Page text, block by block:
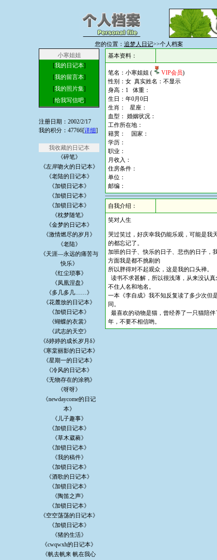
您的位置： 追梦人日记>>个人档案
小寒姐姐
[我的日记本]
[我的留言本]
[我的照片集]
[给我写信吧]
注册日期：2002/2/17
我的积分：47766[详细]
我收藏的日记本
《碎笔》
《左岸吻火的日记本》
《老陆的日记本》
《加锁日记本》
《加锁日记本》
《加锁日记本》
《枕梦随笔》
《金梦的日记本》
《激情燃尽的岁月》
《老陆》
《天涯—永远的痛苦与
快乐》
《红尘琐事》
《凤凰涅盘》
《多几多几……》
《花麓放的日记本》
《加锁日记本》
《蝴蝶的衣裳》
《武志的天空》
《δ婷婷的成长岁月δ》
《寒棠丽影的日记本》
《星期一的日记本》
《冷风的日记本》
《无物存在的涂鸦》
《呀呀》
《newdaycome的日记
本》
《儿子趣事》
《加锁日记本》
《草木葳蕤》
《加锁日记本》
《我的稿件》
《加锁日记本》
《酒歌的日记本》
《加锁日记本》
《陶笛之声》
《加锁日记本》
《空空荡荡的日记本》
《加锁日记本》
《猪的生活》
《cwqwxh的日记本》
《帆去帆来 帆在我心
基本资料：
笔名：小寒姐姐 ( VIP会员)
性别：女 真实姓名：不显示
身高：1 体重：
生日：年0月0日
生肖： 星座：
血型： 婚姻状况：
工作所在地：
籍贯： 国家：
学历：
职业：
月收入：
住房条件：
单位：
邮编：
自我介绍：
笑对人生
哭过笑过，好庆幸我仍能乐观，可能是我
的都忘记了。
加班的日子、快乐的日子、悲伤的日子，
方面我是都不挑剔的
所以胖得对不起观众，这是我的口头禅。
读书不求甚解，所以很浅薄，从来没认
不住人名和地名。
一本《李自成》我不知反复读了多少次但
同。
最喜欢的动物是猫，曾经养了一只猫陪
年，不要不相信哟。